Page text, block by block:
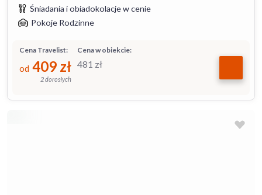
Śniadania i obiadokolacje w cenie
Pokoje Rodzinne
Cena w obiekcie:
481 zł
Cena Travelist:
od 409 zł
2 dorosłych